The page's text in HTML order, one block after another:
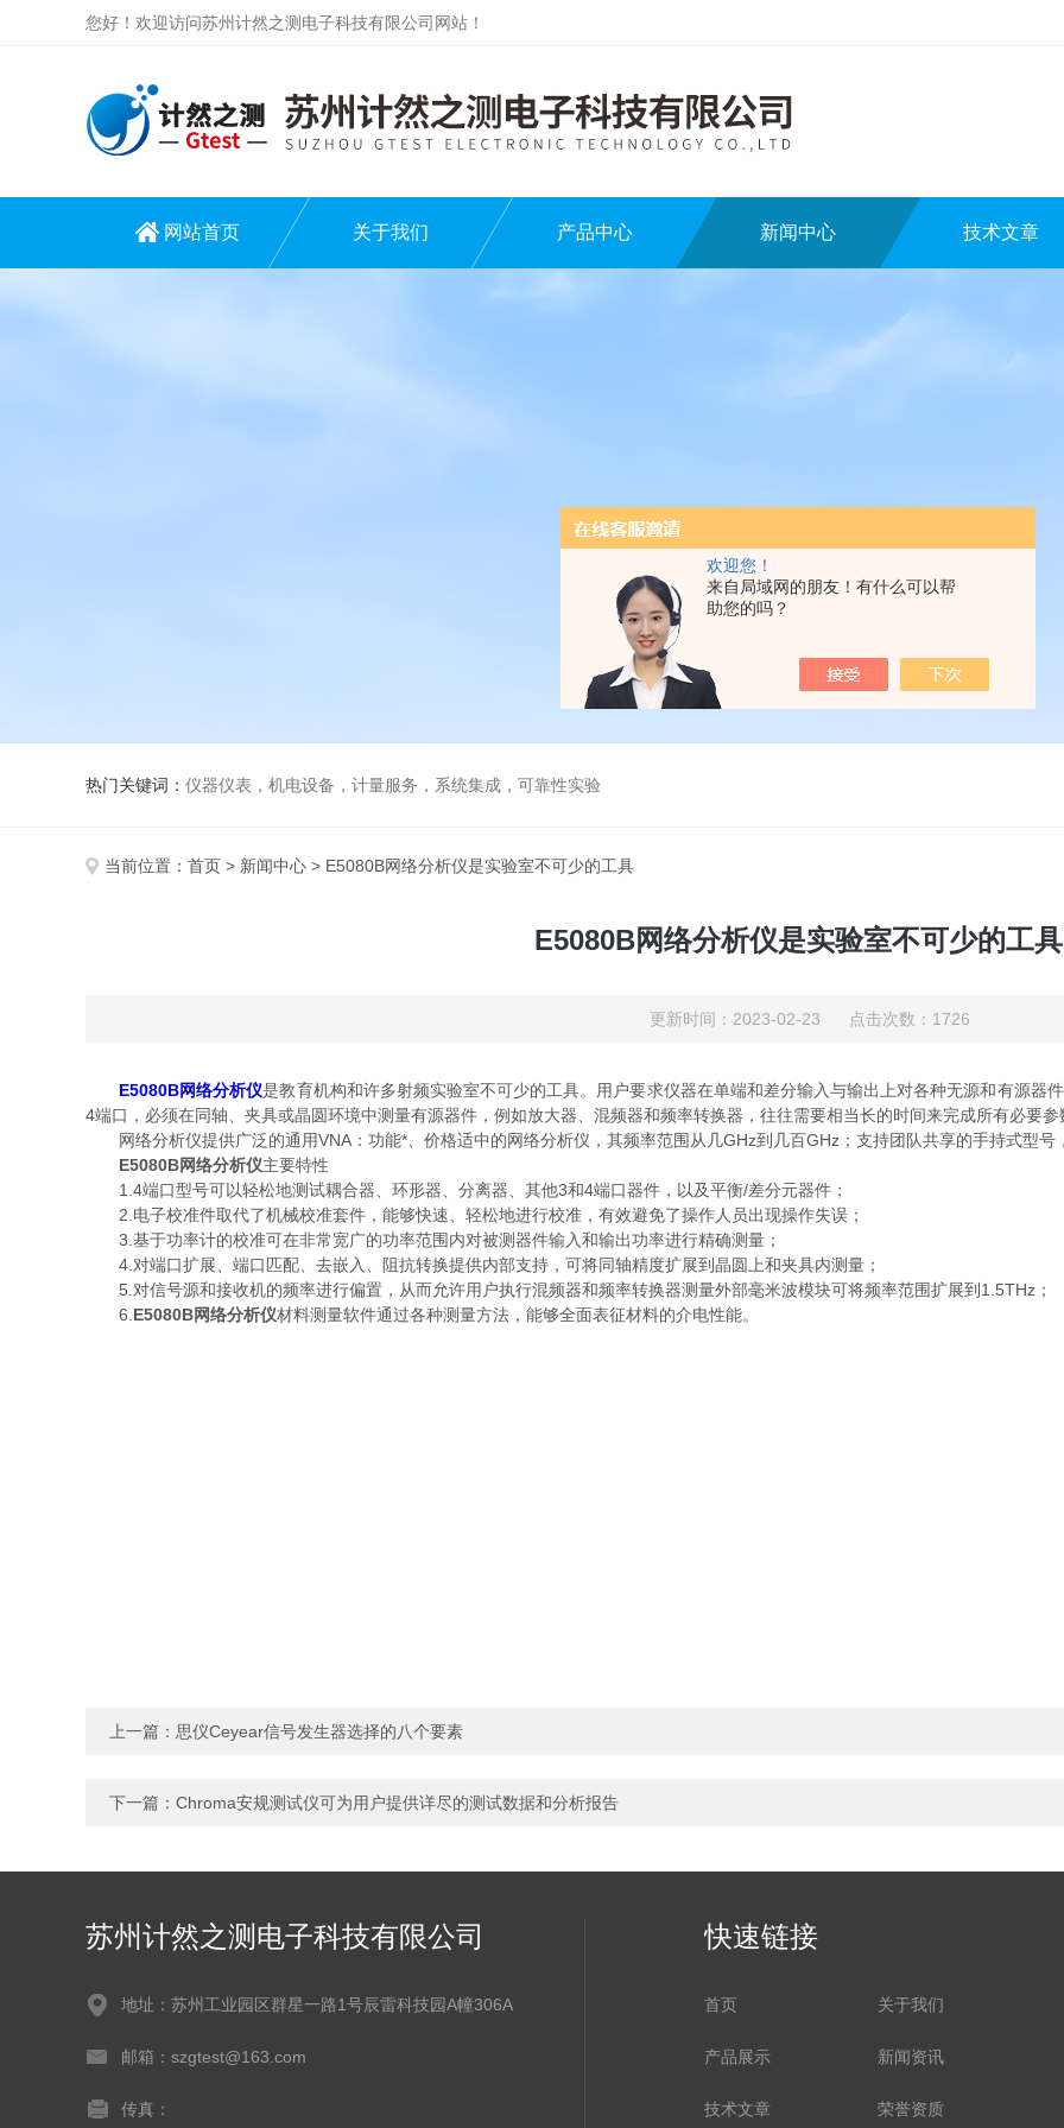
欢迎您！
来自局域网的朋友！有什么可以帮
助您的吗？
您好！欢迎访问苏州计然之测电子科技有限公司网站！
网站首页 关于我们 产品中心 新闻中心 技术文章
热门关键词： 仪器仪表，机电设备，计量服务，系统集成，可靠性实验
当前位置： 首页 > 新闻中心 > E5080B网络分析仪是实验室不可少的工具
E5080B网络分析仪是实验室不可少的工具
更新时间：2023-02-23 点击次数：1726
E5080B网络分析仪是教育机构和许多射频实验室不可少的工具。用户要求仪器在单端和差分输入与输出上对各种无源和有源器
4端口，必须在同轴、夹具或晶圆环境中测量有源器件，例如放大器、混频器和频率转换器，往往需要相当长的时间来完成所有必要
网络分析仪提供广泛的通用VNA：功能*、价格适中的网络分析仪，其频率范围从几GHz到几百GHz；支持团队共享的手持式型号
E5080B网络分析仪主要特性
1.4端口型号可以轻松地测试耦合器、环形器、分离器、其他3和4端口器件，以及平衡/差分元器件；
2.电子校准件取代了机械校准套件，能够快速、轻松地进行校准，有效避免了操作人员出现操作失误；
3.基于功率计的校准可在非常宽广的功率范围内对被测器件输入和输出功率进行精确测量；
4.对端口扩展、端口匹配、去嵌入、阻抗转换提供内部支持，可将同轴精度扩展到晶圆上和夹具内测量；
5.对信号源和接收机的频率进行偏置，从而允许用户执行混频器和频率转换器测量外部毫米波模块可将频率范围扩展到1.5THz；
6. E5080B网络分析仪材料测量软件通过各种测量方法，能够全面表征材料的介电性能。
上一篇： 思仪Ceyear信号发生器选择的八个要素
下一篇： Chroma安规测试仪可为用户提供详尽的测试数据和分析报告
苏州计然之测电子科技有限公司
地址：苏州工业园区群星一路1号辰雷科技园A幢306A
邮箱：szgtest@163.com
传真：
快速链接
首页 关于我们
产品展示 新闻资讯
技术文章 荣誉资质